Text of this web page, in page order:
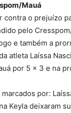
Mauá
contra o prejuízo
pelo
e também a
atleta Laíssa
por 5 x 3 e na
por:
Keyla deixaram